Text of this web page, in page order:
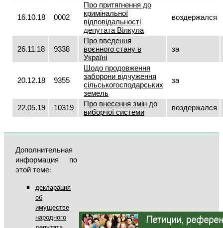
16.10.18 0002
Про притягнення до
кримінальної
відповідальності
депутата Вілкула
воздержался
26.11.18 9338
Про введення
воєнного стану в
Україні
за
20.12.18 9355
Щодо продовження
заборони відчуження
сільськогосподарських
земель
за
22.05.19 10319
Про внесення змін до
виборчої системи
воздержался
Дополнительная
информация по
этой теме:
декларация
об
имуществе
народного